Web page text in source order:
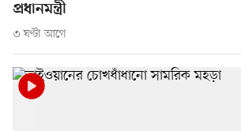
প্রধানমন্ত্রী
৩ ঘণ্টা আগে